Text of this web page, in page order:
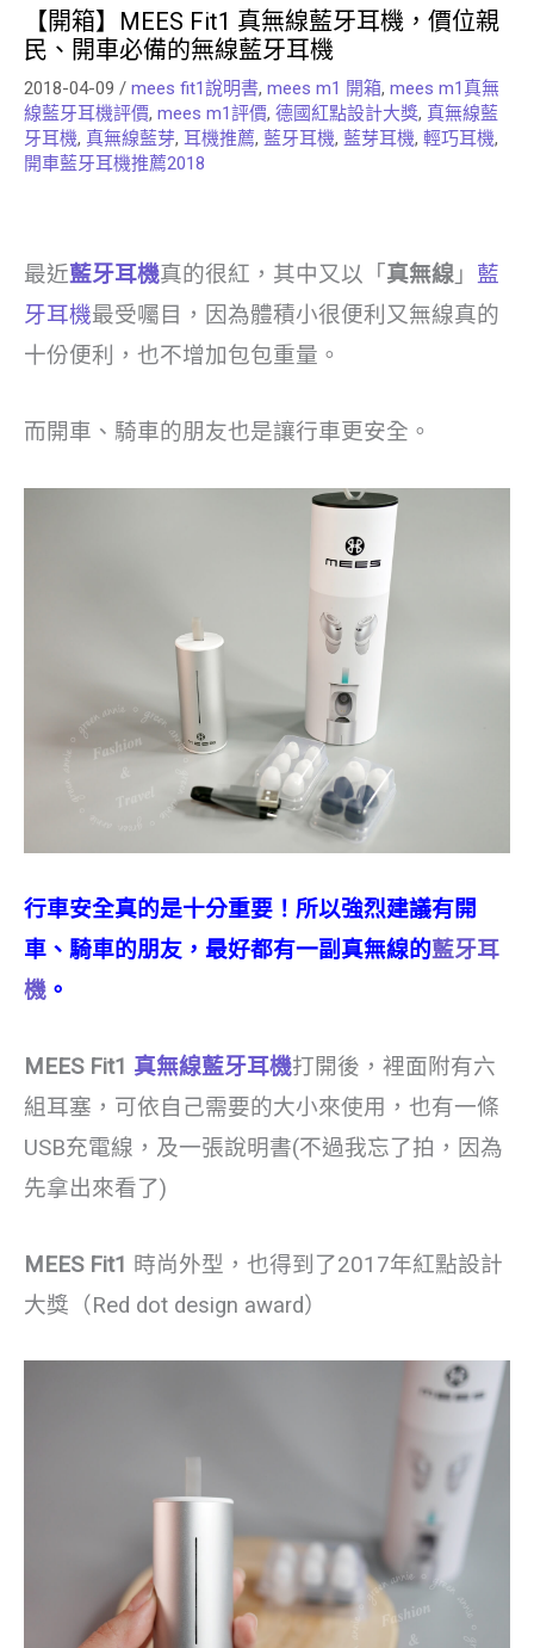
【開箱】MEES Fit1 真無線藍牙耳機，價位親
民、開車必備的無線藍牙耳機
2018-04-09 / mees fit1說明書, mees m1 開箱, mees m1真無
線藍牙耳機評價, mees m1評價, 德國紅點設計大獎, 真無線藍
牙耳機, 真無線藍芽, 耳機推薦, 藍牙耳機, 藍芽耳機, 輕巧耳機,
開車藍牙耳機推薦2018
最近藍牙耳機真的很紅，其中又以「 真無線 」 藍
牙耳機最受囑目，因為體積小很便利又無線真的
十份便利，也不增加包包重量。
而開車、騎車的朋友也是讓行車更安全。
行車安全真的是十分重要！所以強烈建議有開
車、騎車的朋友，最好都有一副真無線的藍牙耳
機 。
MEES Fit1 真無線藍牙耳機打開後，裡面附有六
組耳塞，可依自己需要的大小來使用，也有一條
USB充電線，及一張說明書(不過我忘了拍，因為
先拿出來看了)
MEES Fit1 時尚外型，也得到了2017年紅點設計
大獎（Red dot design award）